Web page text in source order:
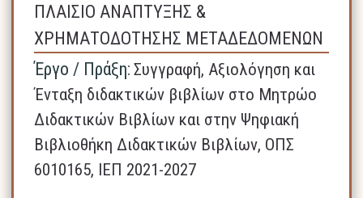
ΠΛΑΙΣΙΟ ΑΝΑΠΤΥΞΗΣ &
ΧΡΗΜΑΤΟΔΟΤΗΣΗΣ ΜΕΤΑΔΕΔΟΜΕΝΩΝ
Έργο / Πράξη: Συγγραφή, Αξιολόγηση και
Ένταξη διδακτικών βιβλίων στο Μητρώο
Διδακτικών Βιβλίων και στην Ψηφιακή
Βιβλιοθήκη Διδακτικών Βιβλίων, ΟΠΣ
6010165, ΙΕΠ 2021-2027